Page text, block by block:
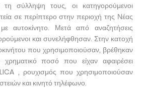
τη σύλληψη τους, οι κατηγορούμενοι
σε περίπτερο στην περιοχή της Νέας
αυτοκίνητο. Μετά από αναζητήσεις
και συνελήφθησαν. Στην κατοχή
που χρησιμοποιούσαν, βρέθηκαν
χρηματικό ποσό που είχαν αφαιρέσει
, ρουχισμός που χρησιμοποιούσαν
και κινητό τηλέφωνο.